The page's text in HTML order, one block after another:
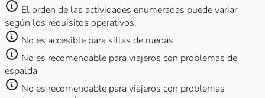
⁠El orden de las actividades enumeradas puede variar
según los requisitos operativos.
No es accesible para sillas de ruedas
No es recomendable para viajeros con problemas de
espalda
No es recomendable para viajeros con problemas